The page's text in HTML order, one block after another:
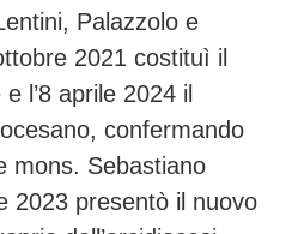
Palazzolo e
2021 costituì il
l’8 aprile 2024 il
confermando
mons. Sebastiano
2023 presentò il nuovo